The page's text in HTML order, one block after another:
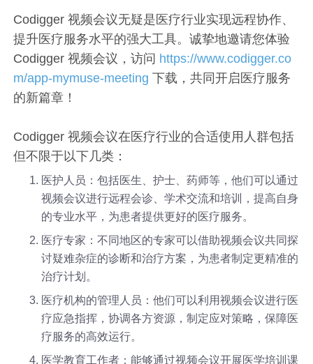
Codigger 视频会议无疑是医疗行业实现远程协作、
提升医疗服务水平的强大工具。诚挚地邀请您体验
Codigger 视频会议，访问 https://www.codigger.co
m/app-mymuse-meeting 下载，共同开启医疗服务
的新篇章！
Codigger 视频会议在医疗行业的合适使用人群包括
但不限于以下几类：
医护人员：包括医生、护士、药师等，他们可以通过
视频会议进行远程会诊、学术交流和培训，提高自身
的专业水平，为患者提供更好的医疗服务。
医疗专家：不同地区的专家可以借助视频会议共同探
讨疑难杂症的诊断和治疗方案，为患者制定更精准的
治疗计划。
医疗机构的管理人员：他们可以利用视频会议进行医
疗应急指挥，协调各方资源，制定应对策略，保障医
疗服务的高效运行。
医学教育工作者：能够通过视频会议开展医学培训课